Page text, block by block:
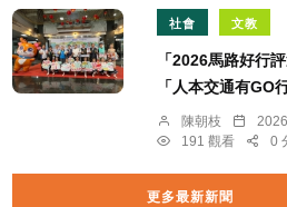
社會 文教
「2026馬路好行
「人本交通有GO
陳朝枝
191 觀看
0
更多最新新聞